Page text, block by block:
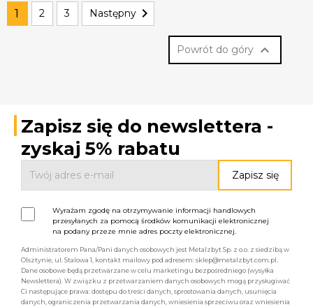
1 2 3 Następny 
Powrót do góry 
Zapisz się do newslettera -
zyskaj 5% rabatu
Wyrażam zgodę na otrzymywanie informacji handlowych
przesyłanych za pomocą środków komunikacji elektronicznej
na podany przeze mnie adres poczty elektronicznej.
Administratorem Pana/Pani danych osobowych jest Metalzbyt Sp. z o.o. z siedzibą w
Olsztynie, ul. Stalowa 1, kontakt mailowy pod adresem: sklep@metalzbyt.com.pl.
Dane osobowe będą przetwarzane w celu marketingu bezpośredniego (wysyłka
Newslettera). W związku z przetwarzaniem danych osobowych mogą przysługiwać
Ci następujące prawa: dostępu do treści danych, sprostowania danych, usunięcia
danych, ograniczenia przetwarzania danych, wniesienia sprzeciwu oraz wniesienia